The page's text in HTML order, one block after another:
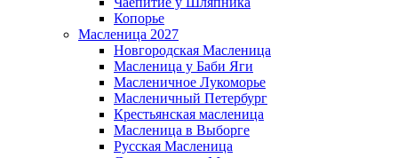
Копорье
Масленица 2027
Новгородская Масленица
Масленица у Баби Яги
Масленичное Лукоморье
Масленичный Петербург
Крестьянская масленица
Масленица в Выборге
Русская Масленица